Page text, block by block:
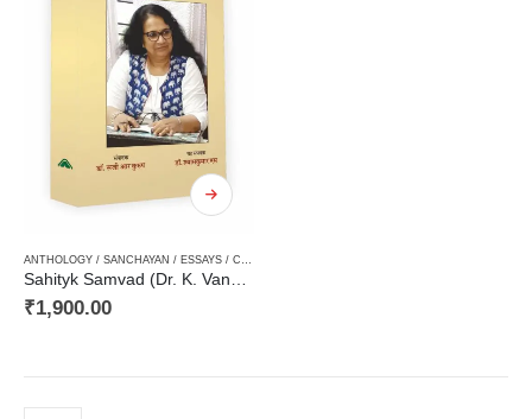
ANTHOLOGY / SANCHAYAN / ESSAYS / COMPILATION
Sahityk Samvad (Dr. K. Vanaj Abhinandan Granth) / साहित्यिक संवाद (डॉ. के. वनजा अभिनन्दन ग्रंथ)
₹1,900.00